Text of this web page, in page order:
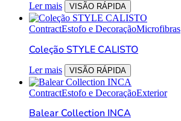
Ler mais VISÃO RÁPIDA
ContractEstofo e DecoraçãoMicrofibras
Coleção STYLE CALISTO
Ler mais VISÃO RÁPIDA
ContractEstofo e DecoraçãoExterior
Balear Collection INCA